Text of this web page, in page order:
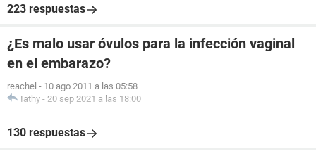
223 respuestas
¿Es malo usar óvulos para la infección vaginal
en el embarazo?
reachel - 10 ago 2011 a las 05:58
Iathy - 20 sep 2021 a las 18:00
130 respuestas